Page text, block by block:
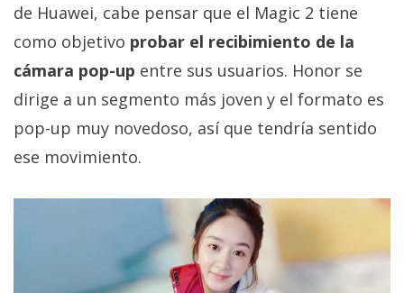
de Huawei, cabe pensar que el Magic 2 tiene
como objetivo probar el recibimiento de la
cámara pop-up entre sus usuarios. Honor se
dirige a un segmento más joven y el formato es
pop-up muy novedoso, así que tendría sentido
ese movimiento.